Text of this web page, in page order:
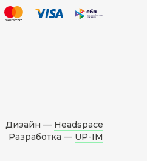
Дизайн — Headspace
Разработка — UP-IM